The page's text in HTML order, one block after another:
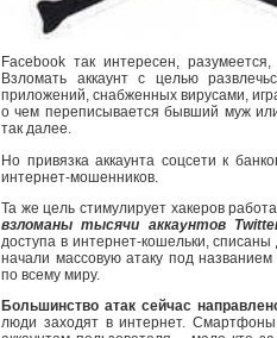
Facebook так интересен,
Взломать аккаунт с целью
приложений, снабженных вирусами,
о чем переписывается бывший муж
так далее.
Но привязка аккаунта соцсети к
интернет-мошенников.
Та же цель стимулирует хакеров
взломаны тысячи аккаунтов
доступа в интернет-кошельки,
начали массовую атаку под
по всему миру.
Большинство атак сейчас
люди заходят в интернет.